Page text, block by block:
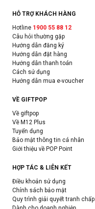
HỖ TRỢ KHÁCH HÀNG
Hotline 1900 55 88 12
Câu hỏi thường gặp
Hướng dẫn đăng ký
Hướng dẫn đặt hàng
Hướng dẫn thanh toán
Cách sử dụng
Hướng dẫn mua e-voucher
VỀ GIFTPOP
Về giftpop
Về M12 Plus
Tuyển dụng
Bảo mật thông tin cá nhân
Giới thiệu về POP Point
HỢP TÁC & LIÊN KẾT
Điều khoản sử dụng
Chính sách bảo mật
Quy trình giải quyết tranh chấp